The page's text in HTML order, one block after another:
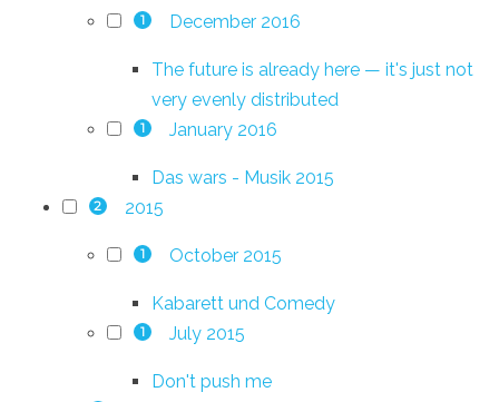
1 December 2016
The future is already here — it's just not
very evenly distributed
1 January 2016
Das wars - Musik 2015
2 2015
1 October 2015
Kabarett und Comedy
1 July 2015
Don't push me